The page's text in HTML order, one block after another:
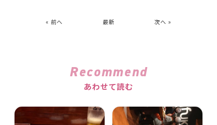
« 前へ 最新 次へ »
Recommend
あわせて読む